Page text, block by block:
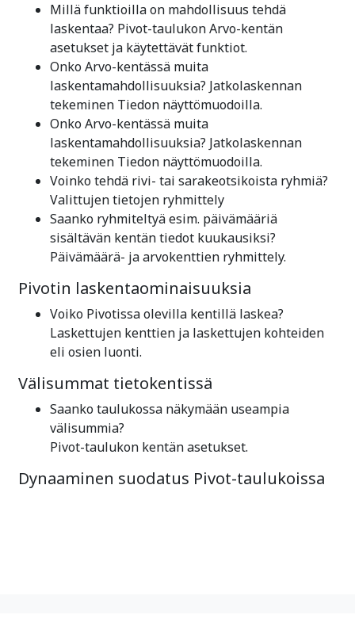
Millä funktioilla on mahdollisuus tehdä
laskentaa? Pivot-taulukon Arvo-kentän
asetukset ja käytettävät funktiot.
Onko Arvo-kentässä muita
laskentamahdollisuuksia? Jatkolaskennan
tekeminen Tiedon näyttömuodoilla.
Onko Arvo-kentässä muita
laskentamahdollisuuksia? Jatkolaskennan
tekeminen Tiedon näyttömuodoilla.
Voinko tehdä rivi- tai sarakeotsikoista ryhmiä?
Valittujen tietojen ryhmittely
Saanko ryhmiteltyä esim. päivämääriä
sisältävän kentän tiedot kuukausiksi?
Päivämäärä- ja arvokenttien ryhmittely.
Pivotin laskentaominaisuuksia
Voiko Pivotissa olevilla kentillä laskea?
Laskettujen kenttien ja laskettujen kohteiden
eli osien luonti.
Välisummat tietokentissä
Saanko taulukossa näkymään useampia
välisummia?
Pivot-taulukon kentän asetukset.
Dynaaminen suodatus Pivot-taulukoissa